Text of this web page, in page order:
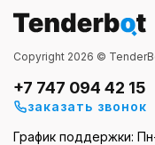
Copyright 2026 ©
+7 747 094 42 15
заказать звонок
График поддержки: